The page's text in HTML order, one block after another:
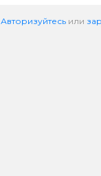
Авторизуйтесь или